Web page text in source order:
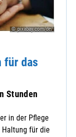
© pixabay.com/de/
für das
Stunden
in der Pflege
für die